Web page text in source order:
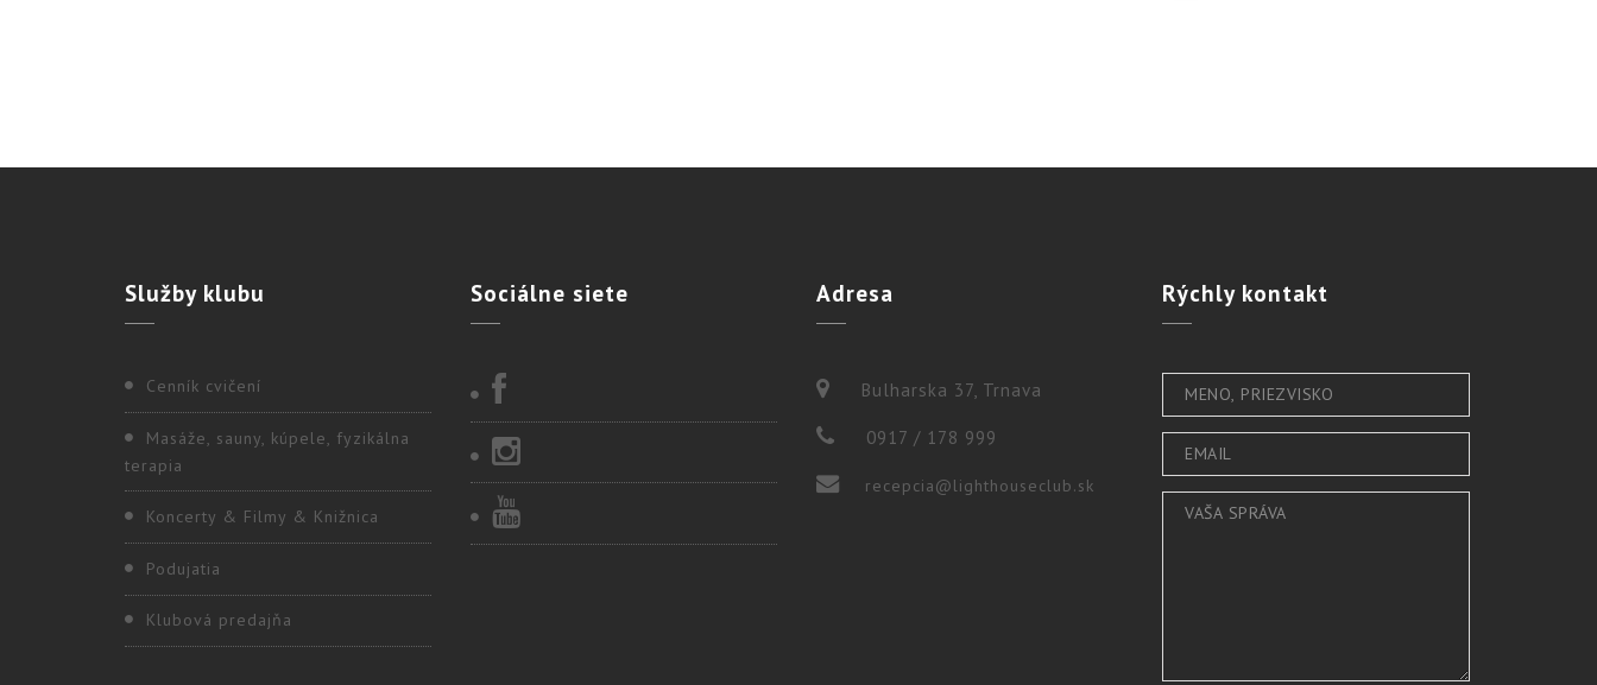
Službyklubu
Cenník cvičení
Masáže, sauny, kúpele, fyzikálna
terapia
Koncerty & Filmy & Knižnica
Podujatia
Klubová predajňa
Sociálne siete Adresa
Bulharska 37, Trnava
0917 / 178 999
recepcia@lighthouseclub.sk
Rýchlykontakt